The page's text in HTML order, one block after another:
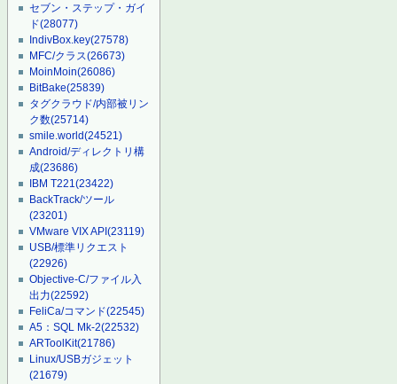
セブン・ステップ・ガイ
ド(28077)
IndivBox.key(27578)
MFC/クラス(26673)
MoinMoin(26086)
BitBake(25839)
タグクラウド/内部被リン
ク数(25714)
smile.world(24521)
Android/ディレクトリ構
成(23686)
IBM T221(23422)
BackTrack/ツール
(23201)
VMware VIX API(23119)
USB/標準リクエスト
(22926)
Objective-C/ファイル入
出力(22592)
FeliCa/コマンド(22545)
A5：SQL Mk-2(22532)
ARToolKit(21786)
Linux/USBガジェット
(21679)